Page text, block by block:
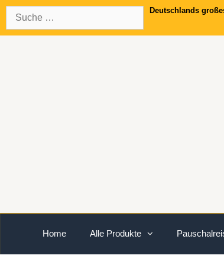
Springe
zum
Inhalt
nach:
Deutschlands
Home Alle Produkte